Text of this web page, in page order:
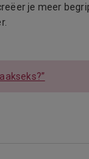
je meer